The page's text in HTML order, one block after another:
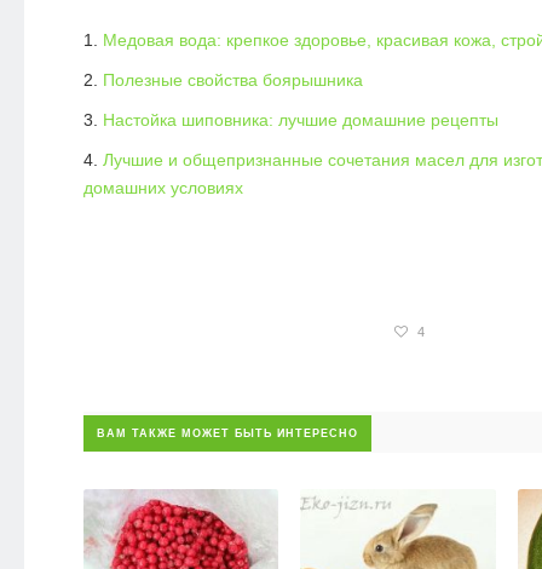
Медовая вода: крепкое здоровье, красивая кожа,
Полезные свойства боярышника
Настойка шиповника: лучшие домашние рецепты
Лучшие и общепризнанные сочетания масел для
домашних условиях
4
ВАМ ТАКЖЕ МОЖЕТ БЫТЬ ИНТЕРЕСНО